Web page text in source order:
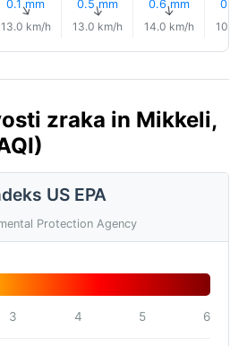
0.1 mm
↑
13.0 km/h
0.5 mm
↑
13.0 km/h
0.6 mm
↑
14.0 km/h
0.8
10.0
zraka in Mikkeli,
US EPA
Protection Agency
3 4 5 6